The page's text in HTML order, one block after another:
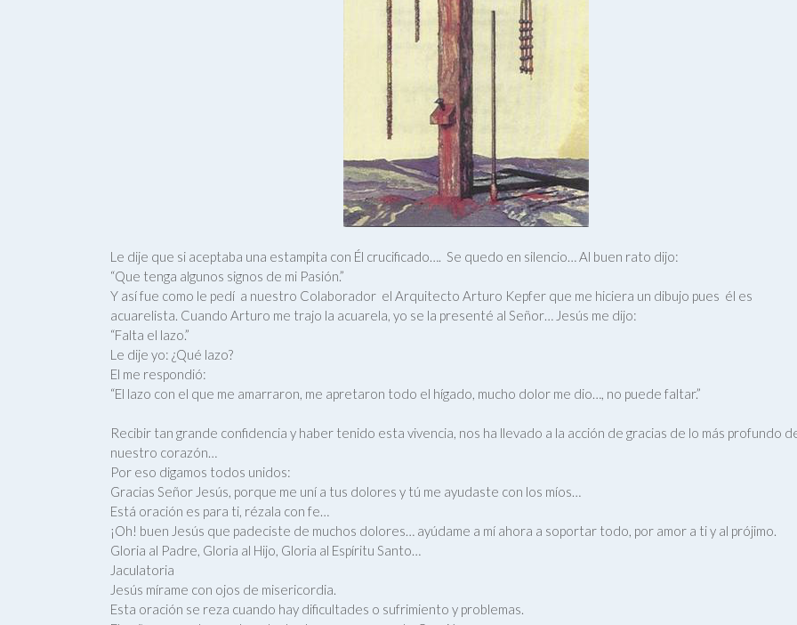
Le dije que si aceptaba una estampita con Él crucificado…. Se quedo en silencio… Al buen rato dijo:
“Que tenga algunos signos de mi Pasión.”
Y así fue como le pedí a nuestro Colaborador el Arquitecto Arturo Kepfer que me hiciera un dibujo pues él es
acuarelista. Cuando Arturo me trajo la acuarela, yo se la presenté al Señor… Jesús me dijo:
“Falta el lazo.”
Le dije yo: ¿Qué lazo?
El me respondió:
“El lazo con el que me amarraron, me apretaron todo el hígado, mucho dolor me dio…, no puede faltar.”
Recibir tan grande confidencia y haber tenido esta vivencia, nos ha llevado a la acción de gracias de lo más profundo
nuestro corazón…
Por eso digamos todos unidos:
Gracias Señor Jesús, porque me uní a tus dolores y tú me ayudaste con los míos…
Está oración es para ti, rézala con fe…
¡Oh! buen Jesús que padeciste de muchos dolores… ayúdame a mí ahora a soportar todo, por amor a ti y al prójimo.
Gloria al Padre, Gloria al Hijo, Gloria al Espíritu Santo…
Jaculatoria
Jesús mírame con ojos de misericordia.
Esta oración se reza cuando hay dificultades o sufrimiento y problemas.